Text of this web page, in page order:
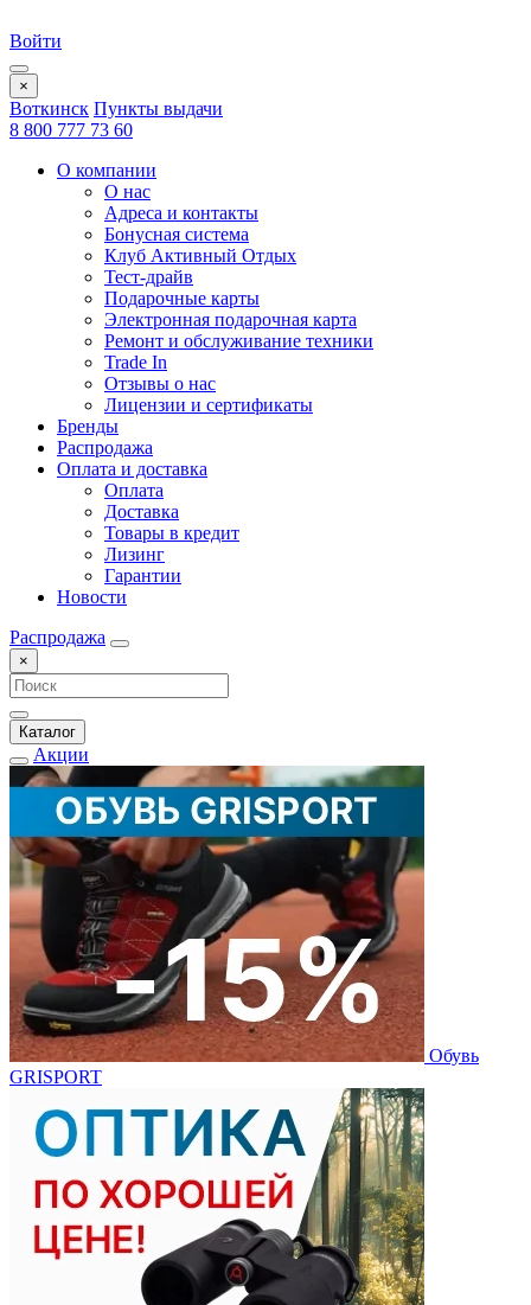
Войти
×
Воткинск Пункты выдачи
8 800 777 73 60
О компании
О нас
Адреса и контакты
Бонусная система
Клуб Активный Отдых
Тест-драйв
Подарочные карты
Электронная подарочная карта
Ремонт и обслуживание техники
Trade In
Отзывы о нас
Лицензии и сертификаты
Бренды
Распродажа
Оплата и доставка
Оплата
Доставка
Товары в кредит
Лизинг
Гарантии
Новости
Распродажа
×
Каталог
Акции
Обувь
GRISPORT